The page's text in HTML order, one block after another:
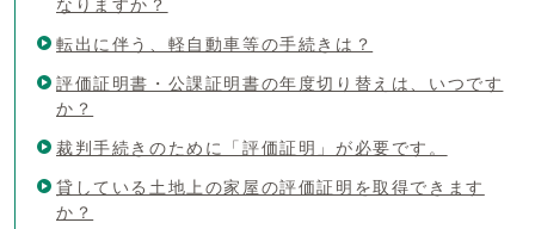
なりますか？
転出に伴う、軽自動車等の手続きは？
評価証明書・公課証明書の年度切り替えは、いつです
か？
裁判手続きのために「評価証明」が必要です。
貸している土地上の家屋の評価証明を取得できます
か？